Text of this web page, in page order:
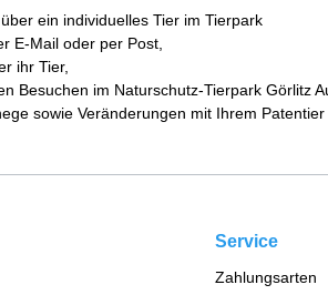
ein individuelles Tier im Tierpark
E-Mail oder per Post,
ihr Tier,
Besuchen im Naturschutz-Tierpark Görlitz
sowie Veränderungen mit Ihrem
Service
Zahlungsarten